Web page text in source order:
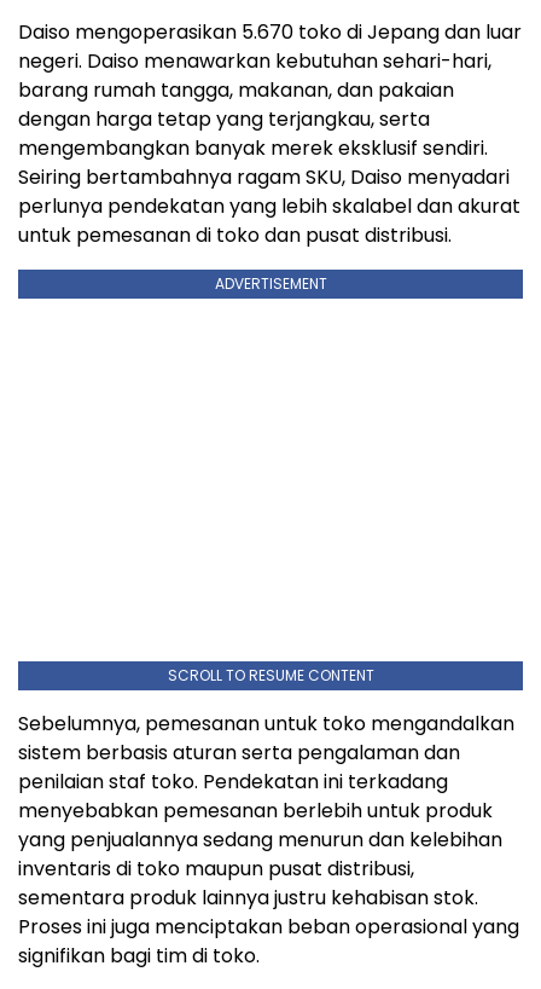
Daiso mengoperasikan 5.670 toko di Jepang dan luar
negeri. Daiso menawarkan kebutuhan sehari-hari,
barang rumah tangga, makanan, dan pakaian
dengan harga tetap yang terjangkau, serta
mengembangkan banyak merek eksklusif sendiri.
Seiring bertambahnya ragam SKU, Daiso menyadari
perlunya pendekatan yang lebih skalabel dan akurat
untuk pemesanan di toko dan pusat distribusi.
ADVERTISEMENT
SCROLL TO RESUME CONTENT
Sebelumnya, pemesanan untuk toko mengandalkan
sistem berbasis aturan serta pengalaman dan
penilaian staf toko. Pendekatan ini terkadang
menyebabkan pemesanan berlebih untuk produk
yang penjualannya sedang menurun dan kelebihan
inventaris di toko maupun pusat distribusi,
sementara produk lainnya justru kehabisan stok.
Proses ini juga menciptakan beban operasional yang
signifikan bagi tim di toko.